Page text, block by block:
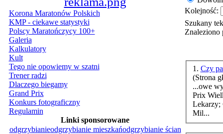
Korona Maratonów Polskich
KMP - ciekawe statystyki
Polscy Maratończycy 100+
Galeria
Kalkulatory
Kult
Tego nie opowiemy w szatni
Trener radzi
Dlaczego biegamy
Grand Prix
Konkurs fotograficzny
Regulamin
Linki sponsorowane
odgrzybianieodgrzybianie mieszkańodgrzybianie ścian
Kolejność:
Szukany
1. Czy
(Strona
...owe
Prix
Lekarzy;
Mil...